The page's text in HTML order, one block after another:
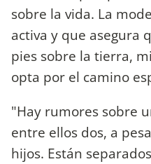
sobre la vida. La
activa y que asegura
pies sobre la tierra,
opta por el camino
"Hay rumores sobre
entre ellos dos, a
hijos. Están